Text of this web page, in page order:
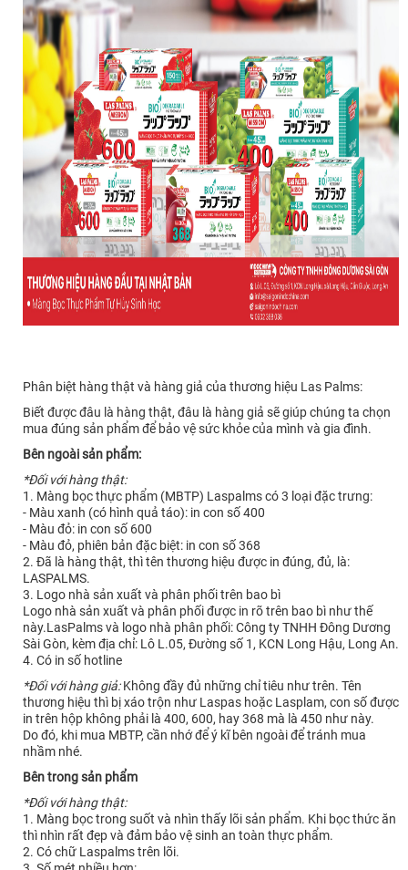
Phân biệt hàng thật và hàng giả của thương hiệu Las Palms:
Biết được đâu là hàng thật, đâu là hàng giả sẽ giúp chúng ta chọn
mua đúng sản phẩm để bảo vệ sức khỏe của mình và gia đình.
Bên ngoài sản phẩm:
*Đối với hàng thật:
1. Màng bọc thực phẩm (MBTP) Laspalms có 3 loại đặc trưng:
- Màu xanh (có hình quả táo): in con số 400
- Màu đỏ: in con số 600
- Màu đỏ, phiên bản đặc biệt: in con số 368
2. Đã là hàng thật, thì tên thương hiệu được in đúng, đủ, là:
LASPALMS.
3. Logo nhà sản xuất và phân phối trên bao bì
Logo nhà sản xuất và phân phối được in rõ trên bao bì như thế
này.LasPalms và logo nhà phân phối: Công ty TNHH Đông Dương
Sài Gòn, kèm địa chỉ: Lô L.05, Đường số 1, KCN Long Hậu, Long An.
4. Có in số hotline
*Đối với hàng giả:Không đầy đủ những chỉ tiêu như trên. Tên
thương hiệu thì bị xáo trộn như Laspas hoặc Lasplam, con số được
in trên hộp không phải là 400, 600, hay 368 mà là 450 như này.
Do đó, khi mua MBTP, cần nhớ để ý kĩ bên ngoài để tránh mua
nhầm nhé.
Bên trong sản phẩm
*Đối với hàng thật:
1. Màng bọc trong suốt và nhìn thấy lõi sản phẩm. Khi bọc thức ăn
thì nhìn rất đẹp và đảm bảo vệ sinh an toàn thực phẩm.
2. Có chữ Laspalms trên lõi.